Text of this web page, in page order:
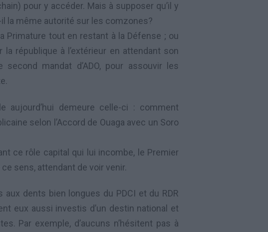
pour y accéder. Mais à supposer qu’il y
la même autorité sur les comzones?
Primature tout en restant à la Défense ; ou
république à l’extérieur en attendant son
second mandat d’ADO, pour assouvir les
aujourd’hui demeure celle-ci : comment
selon l’Accord de Ouaga avec un Soro
ce rôle capital qui lui incombe, le Premier
sens, attendant de voir venir.
dents bien longues du PDCI et du RDR
eux aussi investis d’un destin national et
Par exemple, d’aucuns n’hésitent pas à